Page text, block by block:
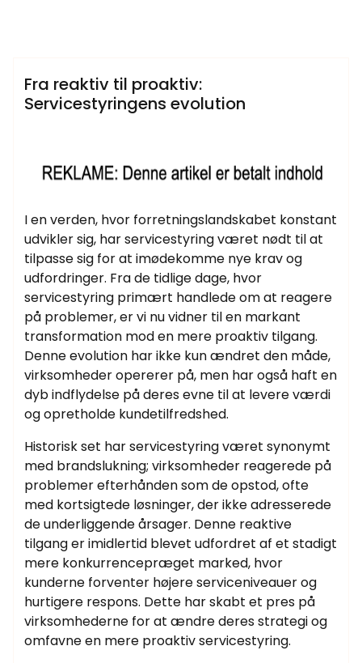
Samtlige Guides på fdbr.dk
Fra reaktiv til proaktiv:
Servicestyringens evolution
I en verden, hvor forretningslandskabet konstant
udvikler sig, har servicestyring været nødt til at
tilpasse sig for at imødekomme nye krav og
udfordringer. Fra de tidlige dage, hvor
servicestyring primært handlede om at reagere
på problemer, er vi nu vidner til en markant
transformation mod en mere proaktiv tilgang.
Denne evolution har ikke kun ændret den måde,
virksomheder opererer på, men har også haft en
dyb indflydelse på deres evne til at levere værdi
og opretholde kundetilfredshed.
Historisk set har servicestyring været synonymt
med brandslukning; virksomheder reagerede på
problemer efterhånden som de opstod, ofte
med kortsigtede løsninger, der ikke adresserede
de underliggende årsager. Denne reaktive
tilgang er imidlertid blevet udfordret af et stadigt
mere konkurrencepræget marked, hvor
kunderne forventer højere serviceniveauer og
hurtigere respons. Dette har skabt et pres på
virksomhederne for at ændre deres strategi og
omfavne en mere proaktiv servicestyring.